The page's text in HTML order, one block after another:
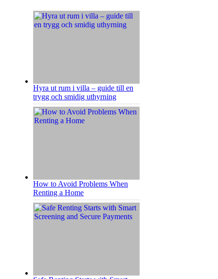
Hyra ut rum i villa – guide till en
trygg och smidig uthyrning
How to Avoid Problems When
Renting a Home